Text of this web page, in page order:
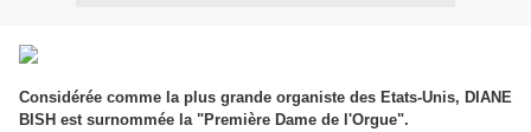
Considérée comme la plus grande organiste des Etats-Unis, DIANE
BISH est surnommée la "Première Dame de l'Orgue".